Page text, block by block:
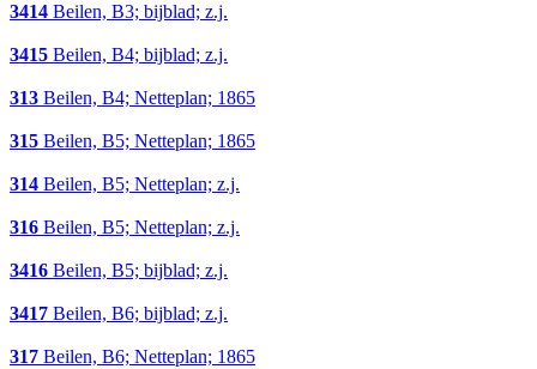
3414 Beilen, B3; bijblad; z.j.
3415 Beilen, B4; bijblad; z.j.
313 Beilen, B4; Netteplan; 1865
315 Beilen, B5; Netteplan; 1865
314 Beilen, B5; Netteplan; z.j.
316 Beilen, B5; Netteplan; z.j.
3416 Beilen, B5; bijblad; z.j.
3417 Beilen, B6; bijblad; z.j.
317 Beilen, B6; Netteplan; 1865